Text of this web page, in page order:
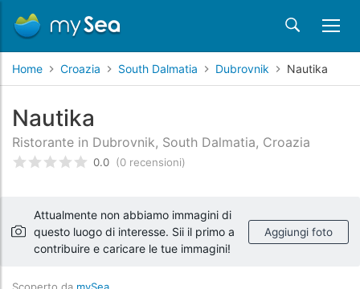
Home Croazia South Dalmatia Dubrovnik Nautika
Nautika
Ristorante in Dubrovnik, South Dalmatia, Croazia
Valutato0/5 basata surecensioni dei clienti
0.0 (0 recensioni)
Attualmente non abbiamo immagini di
questo luogo di interesse. Sii il primo a
contribuire e caricare le tue immagini!
Aggiungi foto